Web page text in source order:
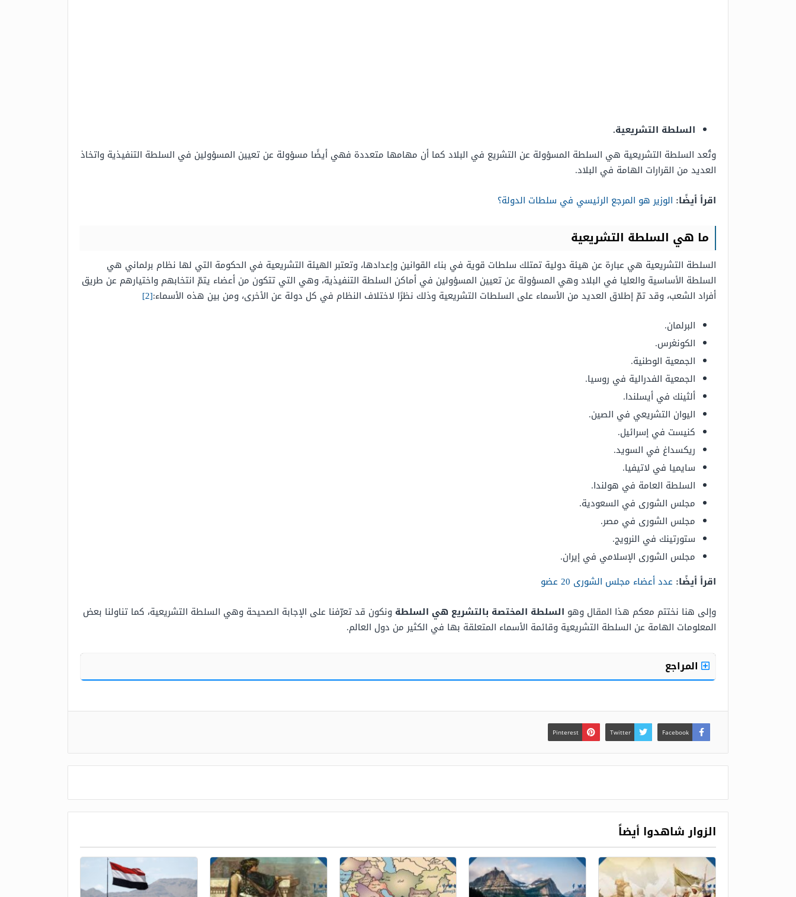
السلطة التشريعية.
وتُعد السلطة التشريعية هي السلطة المسؤولة عن التشريع في البلاد كما أن مهامها متعددة فهي أيضًا مسؤولة عن تعيين المسؤولين في السلطة التنفيذية واتخاذ
العديد من القرارات الهامة في البلاد.
اقرأ أيضًا: الوزير هو المرجع الرئيسي في سلطات الدولة؟
ما هي السلطة التشريعية
السلطة التشريعية هي عبارة عن هيئة دولية تمتلك سلطات قوية في بناء القوانين وإعدادها، وتعتبر الهيئة التشريعية في الحكومة التي لها نظام برلماني هي
السلطة الأساسية والعليا في البلاد وهي المسؤولة عن تعيين المسؤولين في أماكن السلطة التنفيذية، وهي التي تتكون من أعضاء يتمّ انتخابهم واختيارهم عن طريق
أفراد الشعب، وقد تمّ إطلاق العديد من الأسماء على السلطات التشريعية وذلك نظرًا لاختلاف النظام في كل دولة عن الأخرى، ومن بين هذه الأسماء:[2]
البرلمان.
الكونغرس.
الجمعية الوطنية.
الجمعية الفدرالية في روسيا.
ألثينك في أيسلندا.
اليوان التشريعي في الصين.
كنيست في إسرائيل.
ريكسداغ في السويد.
سايميا في لاتيفيا.
السلطة العامة في هولندا.
مجلس الشورى في السعودية.
مجلس الشورى في مصر.
ستورتينك في النرويج.
مجلس الشورى الإسلامي في إيران.
اقرأ أيضًا: عدد أعضاء مجلس الشورى 20 عضو
وإلى هنا نختتم معكم هذا المقال وهو السلطة المختصة بالتشريع هي السلطة ونكون قد تعرّفنا على الإجابة الصحيحة وهي السلطة التشريعية، كما تناولنا بعض
المعلومات الهامة عن السلطة التشريعية وقائمة الأسماء المتعلقة بها في الكثير من دول العالم.
المراجع
Facebook
Twitter
Pinterest
الزوار شاهدوا أيضاً